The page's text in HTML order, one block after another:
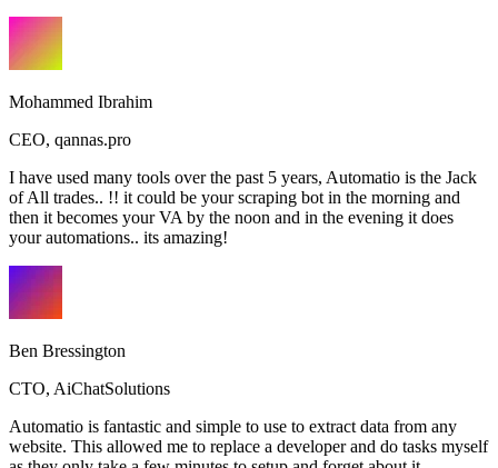
Mohammed Ibrahim
CEO, qannas.pro
I have used many tools over the past 5 years, Automatio is the Jack
of All trades.. !! it could be your scraping bot in the morning and
then it becomes your VA by the noon and in the evening it does
your automations.. its amazing!
Ben Bressington
CTO, AiChatSolutions
Automatio is fantastic and simple to use to extract data from any
website. This allowed me to replace a developer and do tasks myself